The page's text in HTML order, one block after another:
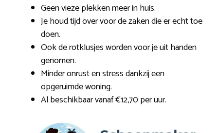
Geen vieze plekken meer in huis.
Je houd tijd over voor de zaken die er echt toe
doen.
Ook de rotklusjes worden voor je uit handen
genomen.
Minder onrust en stress dankzij een
opgeruimde woning.
Al beschikbaar vanaf €12,70 per uur.